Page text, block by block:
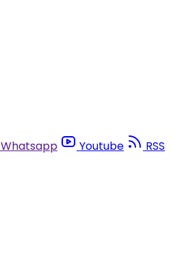
Whatsapp Youtube
RSS